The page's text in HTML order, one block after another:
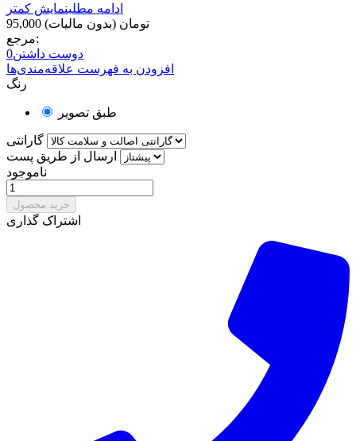
ادامه مطلبنمایش کمتر
95,000 تومان (بدون مالیات)
مرجع:
دوست داشتن0
افزودن به فهرست علاقه‌مندی‌ها
رنگ
طبق تصویر
گارانتی
ارسال از طریق پست
ناموجود
خرید محصول
اشتراک گذاری